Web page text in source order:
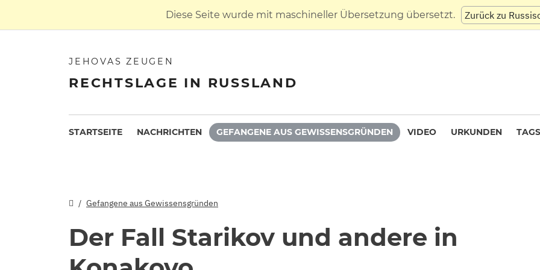
Diese Seite wurde mit maschineller Übersetzung übersetzt. Zurück zu
JEHOVAS ZEUGEN
RECHTSLAGE IN RUSSLAND
STARTSEITE NACHRICHTEN GEFANGENE AUS GEWISSENSGRÜNDEN VIDEO URKUNDEN TAGS
Gefangene aus Gewissensgründen
Der Fall Starikov und andere in